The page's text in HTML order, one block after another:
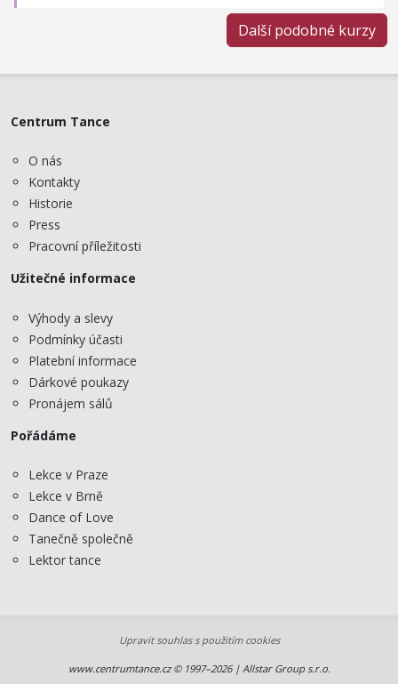
Další podobné kurzy
Centrum Tance
O nás
Kontakty
Historie
Press
Pracovní příležitosti
Užitečné informace
Výhody a slevy
Podmínky účasti
Platební informace
Dárkové poukazy
Pronájem sálů
Pořádáme
Lekce v Praze
Lekce v Brně
Dance of Love
Tanečně společně
Lektor tance
Upravit souhlas s použitím cookies
www.centrumtance.cz © 1997–2026 | Allstar Group s.r.o.